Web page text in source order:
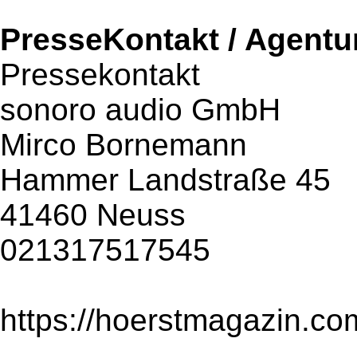
PresseKontakt /
Pressekontakt
sonoro audio GmbH
Mirco Bornemann
Hammer Landstraße 45
41460 Neuss
021317517545
https://